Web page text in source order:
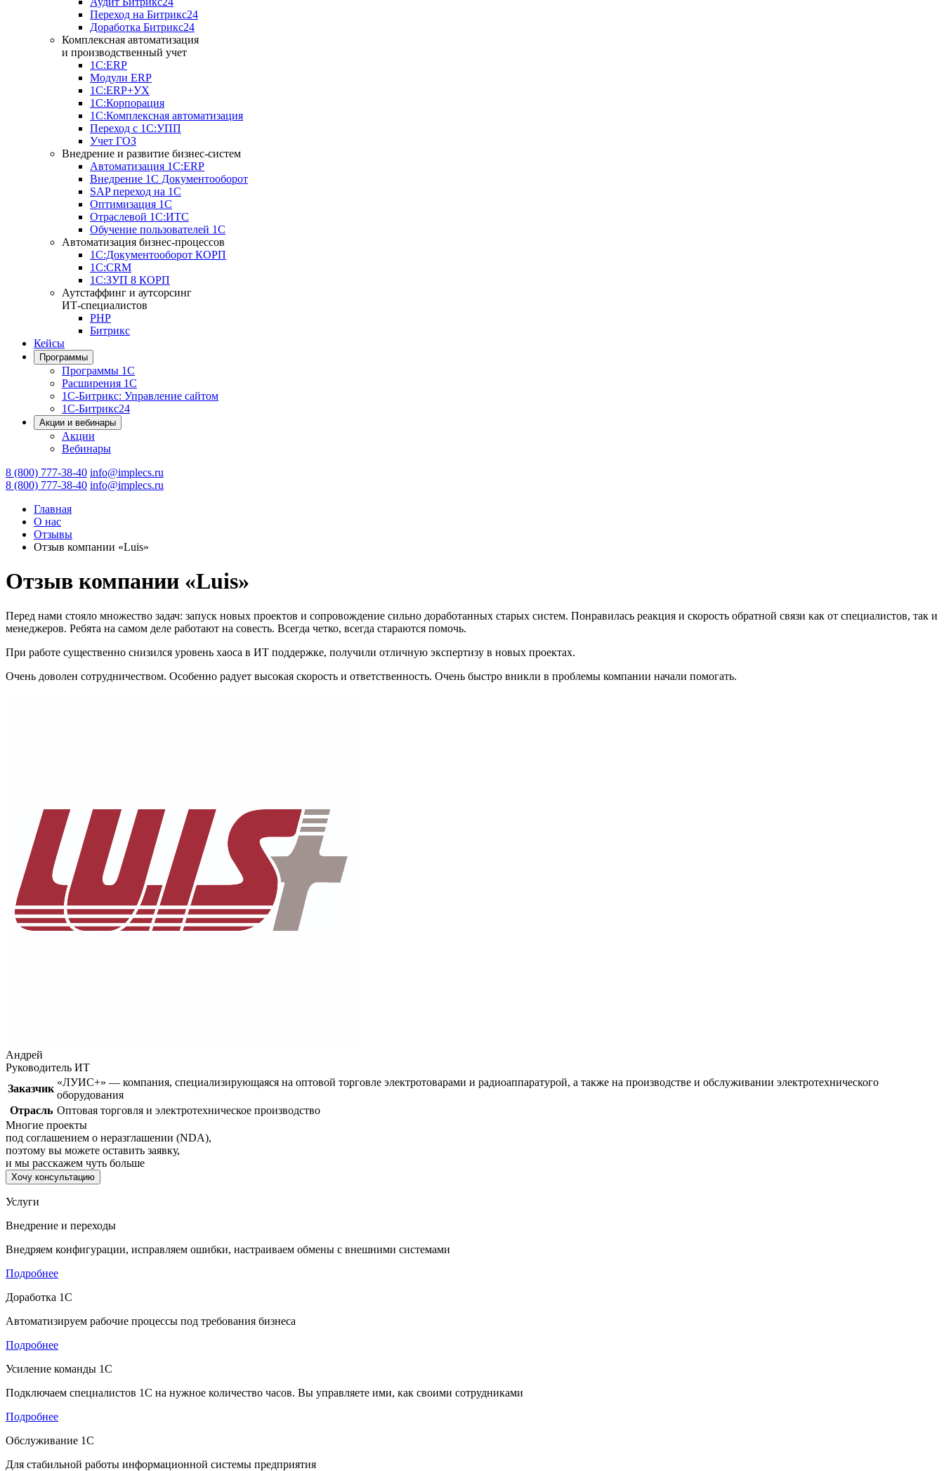
Переход на Битрикс24
Доработка Битрикс24
Комплексная автоматизация
и производственный учет
1С:ERP
Модули ERP
1C:ERP+УХ
1С:Корпорация
1С:Комплексная автоматизация
Переход с 1С:УПП
Учет ГОЗ
Внедрение и развитие бизнес-систем
Автоматизация 1С:ERP
Внедрение 1С Документооборот
SAP переход на 1С
Оптимизация 1С
Отраслевой 1С:ИТС
Обучение пользователей 1С
Автоматизация бизнес-процессов
1С:Документооборот КОРП
1С:CRM
1С:ЗУП 8 КОРП
Аутстаффинг и аутсорсинг
ИТ-специалистов
PHP
Битрикс
Кейсы
Программы
Программы 1С
Расширения 1С
1С-Битрикс: Управление сайтом
1С-Битрикс24
Акции и вебинары
Акции
Вебинары
8 (800) 777-38-40 info@implecs.ru
8 (800) 777-38-40 info@implecs.ru
Главная
О нас
Отзывы
Отзыв компании «Luis»
Отзыв компании «Luis»
Перед нами стояло множество задач: запуск новых проектов и сопровождение сильно доработанных старых систем. Понравилась реакция и скорость обратной связи как от специалистов, так и
менеджеров. Ребята на самом деле работают на совесть. Всегда четко, всегда стараются помочь.
При работе существенно снизился уровень хаоса в ИТ поддержке, получили отличную экспертизу в новых проектах.
Очень доволен сотрудничеством. Особенно радует высокая скорость и ответственность. Очень быстро вникли в проблемы компании начали помогать.
Андрей
Руководитель ИТ
Заказчик
«ЛУИС+» — компания, специализирующаяся на оптовой торговле электротоварами и радиоаппаратурой, а также на производстве и обслуживании электротехнического
оборудования
Отрасль Оптовая торговля и электротехническое производство
Многие проекты
под соглашением о неразглашении (NDA),
поэтому вы можете оставить заявку,
и мы расскажем чуть больше
Хочу консультацию
Услуги
Внедрение и переходы
Внедряем конфигурации, исправляем ошибки, настраиваем обмены с внешними системами
Подробнее
Доработка 1С
Автоматизируем рабочие процессы под требования бизнеса
Подробнее
Усиление команды 1С
Подключаем специалистов 1С на нужное количество часов. Вы управляете ими, как своими сотрудниками
Подробнее
Обслуживание 1С
Для стабильной работы информационной системы предприятия